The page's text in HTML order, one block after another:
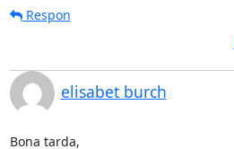
Respon
elisabet burch
Bona tarda,